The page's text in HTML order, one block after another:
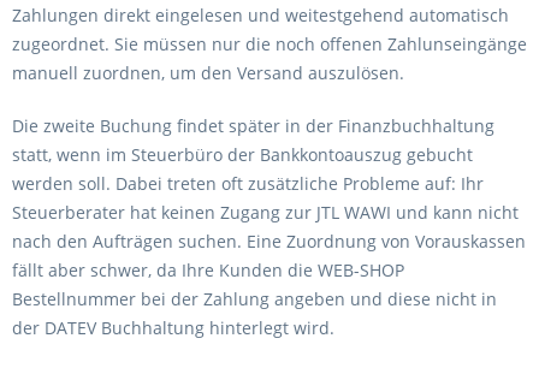
Zahlungen direkt eingelesen und weitestgehend automatisch
zugeordnet. Sie müssen nur die noch offenen Zahlunseingänge
manuell zuordnen, um den Versand auszulösen.
Die zweite Buchung findet später in der Finanzbuchhaltung
statt, wenn im Steuerbüro der Bankkontoauszug gebucht
werden soll. Dabei treten oft zusätzliche Probleme auf: Ihr
Steuerberater hat keinen Zugang zur JTL WAWI und kann nicht
nach den Aufträgen suchen. Eine Zuordnung von Vorauskassen
fällt aber schwer, da Ihre Kunden die WEB-SHOP
Bestellnummer bei der Zahlung angeben und diese nicht in
der DATEV Buchhaltung hinterlegt wird.